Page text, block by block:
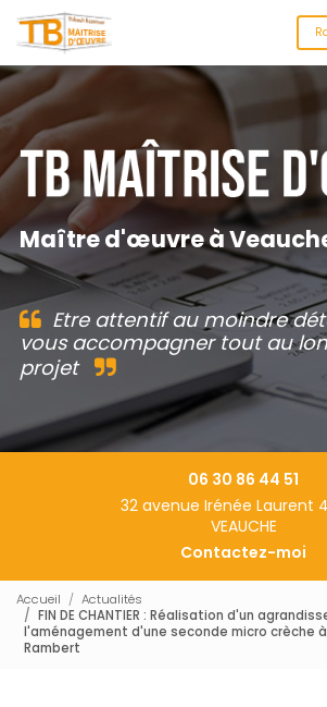
au
contenu
principal
Maître d'œuvre à
Etre attentif au moindre
vous accompagner tout au
projet
06 30 86 44 51
32 avenue Irénée Laurent
VEAUCHE
Contactez-moi
Accueil
Actualités
FIN DE CHANTIER : Réalisation d'un
l'aménagement d'une seconde micro crèche
Rambert